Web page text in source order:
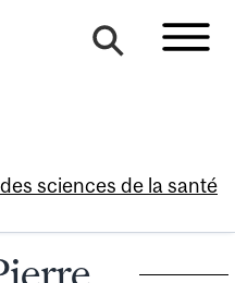
sciences de la santé